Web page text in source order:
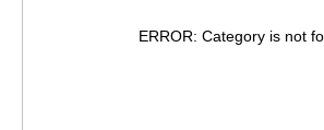
ERROR: Category is not